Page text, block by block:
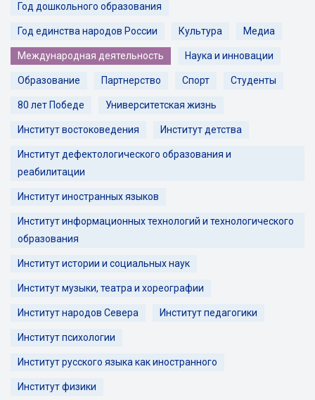
Год дошкольного образования
Год единства народов России Культура Медиа
Международная деятельность Наука и инновации
Образование Партнерство Спорт Студенты
80 лет Победе Университетская жизнь
Институт востоковедения Институт детства
Институт дефектологического образования и
реабилитации
Институт иностранных языков
Институт информационных технологий и технологического
образования
Институт истории и социальных наук
Институт музыки, театра и хореографии
Институт народов Севера Институт педагогики
Институт психологии
Институт русского языка как иностранного
Институт физики